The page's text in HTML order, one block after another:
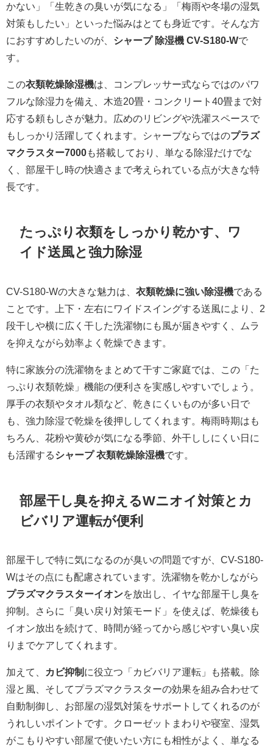
かない」「生乾きの臭いが気になる」「梅雨や冬場の湿気
対策もしたい」といった悩みはとても身近です。そんな方
におすすめしたいのが、 シャープ 除湿機 CV-S180-Wで
す。
この衣類乾燥除湿機は、コンプレッサー式ならではのパワ
フルな除湿力を備え、木造20畳・コンクリート40畳まで対
応する頼もしさが魅力。広めのリビングや洗濯スペースで
もしっかり活躍してくれます。シャープならではのプラズ
マクラスター7000も搭載しており、単なる除湿だけでな
く、部屋干し時の快適さまで考えられている点が大きな特
長です。
たっぷり衣類をしっかり乾かす、ワ
イド送風と強力除湿
CV-S180-Wの大きな魅力は、 衣類乾燥に強い除湿機である
ことです。上下・左右にワイドスイングする送風により、2
段干しや横に広く干した洗濯物にも風が届きやすく、ムラ
を抑えながら効率よく乾燥できます。
特に家族分の洗濯物をまとめて干すご家庭では、この「た
っぷり衣類乾燥」機能の便利さを実感しやすいでしょう。
厚手の衣類やタオル類など、乾きにくいものが多い日で
も、強力除湿で乾燥を後押ししてくれます。梅雨時期はも
ちろん、花粉や黄砂が気になる季節、外干ししにくい日に
も活躍するシャープ 衣類乾燥除湿機です。
部屋干し臭を抑えるWニオイ対策とカ
ビバリア運転が便利
部屋干しで特に気になるのが臭いの問題ですが、CV-S180-
Wはその点にも配慮されています。洗濯物を乾かしながら
プラズマクラスターイオンを放出し、イヤな部屋干し臭を
抑制。さらに「臭い戻り対策モード」を使えば、乾燥後も
イオン放出を続けて、時間が経ってから感じやすい臭い戻
りまでケアしてくれます。
加えて、 カビ抑制 に役立つ「カビバリア運転」も搭載。除
湿と風、そしてプラズマクラスターの効果を組み合わせて
自動制御し、お部屋の湿気対策をサポートしてくれるのが
うれしいポイントです。クローゼットまわりや寝室、湿気
がこもりやすい部屋で使いたい方にも相性がよく、単なる